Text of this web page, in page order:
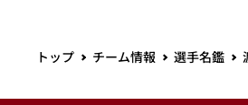
トップ チーム情報 選手名鑑